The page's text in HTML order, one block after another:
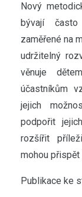
Nový
bývají
zaměřené na
udržitelný
věnuje
účastníkům
jejich
podpořit
rozšířit
mohou
Publikace ke